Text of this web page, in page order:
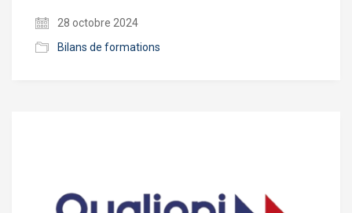
28 octobre 2024
Bilans de formations